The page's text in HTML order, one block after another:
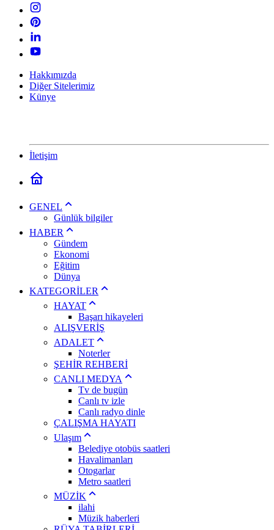
Hakkımızda
Diğer Sitelerimiz
Künye
İletişim
GENEL
Günlük bilgiler
HABER
Gündem
Ekonomi
Eğitim
Dünya
KATEGORİLER
HAYAT
Başarı hikayeleri
ALIŞVERİŞ
ADALET
Noterler
ŞEHİR REHBERİ
CANLI MEDYA
Tv de bugün
Canlı tv izle
Canlı radyo dinle
ÇALIŞMA HAYATI
Ulaşım
Belediye otobüs saatleri
Havalimanları
Otogarlar
Metro saatleri
MÜZİK
ilahi
Müzik haberleri